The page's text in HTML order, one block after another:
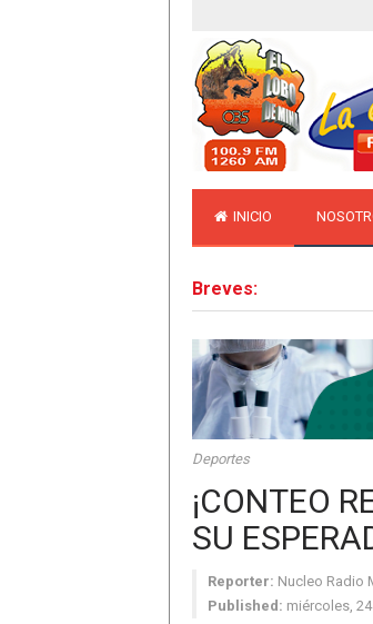
INICIO
Breves:
Deportes
¡CONTEO
SU
Reporter: Nucleo Radio
Published: miércoles,